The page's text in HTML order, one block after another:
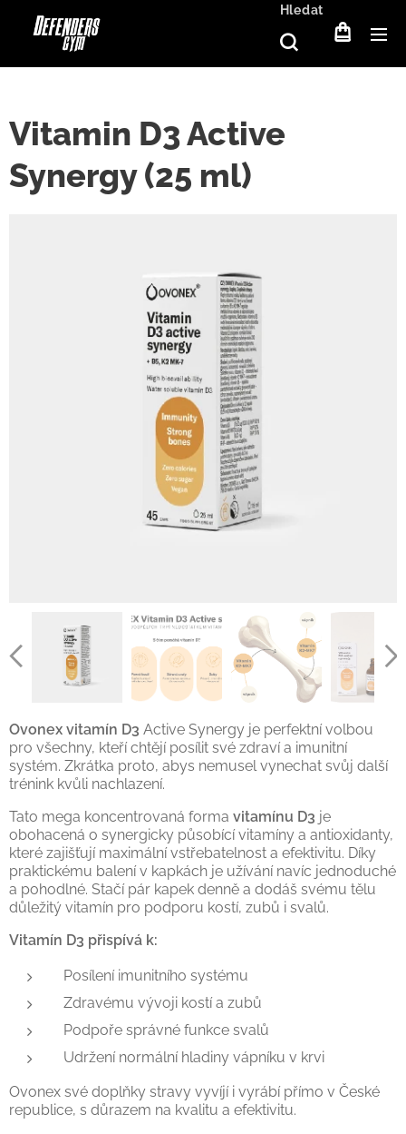
Hledat
Vitamin D3 Active
Synergy (25 ml)
Ovonex vitamín D3 Active Synergy je perfektní volbou
pro všechny, kteří chtějí posílit své zdraví a imunitní
systém. Zkrátka proto, abys nemusel vynechat svůj další
trénink kvůli nachlazení.
Tato mega koncentrovaná forma vitamínu D3 je
obohacená o synergicky působící vitamíny a antioxidanty,
které zajišťují maximální vstřebatelnost a efektivitu. Díky
praktickému balení v kapkách je užívání navíc jednoduché
a pohodlné. Stačí pár kapek denně a dodáš svému tělu
důležitý vitamín pro podporu kostí, zubů i svalů.
Vitamín D3 přispívá k:
Posílení imunitního systému
Zdravému vývoji kostí a zubů
Podpoře správné funkce svalů
Udržení normální hladiny vápníku v krvi
Ovonex své doplňky stravy vyvíjí i vyrábí přímo v České
republice, s důrazem na kvalitu a efektivitu.